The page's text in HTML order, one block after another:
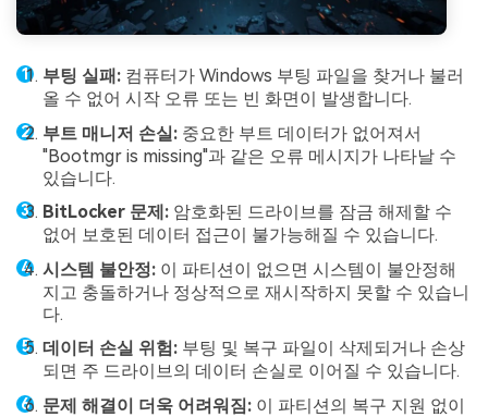
부팅 실패: 컴퓨터가 Windows 부팅 파일을 찾거나 불러
올 수 없어 시작 오류 또는 빈 화면이 발생합니다.
부트 매니저 손실: 중요한 부트 데이터가 없어져서
"Bootmgr is missing"과 같은 오류 메시지가 나타날 수
있습니다.
BitLocker 문제: 암호화된 드라이브를 잠금 해제할 수
없어 보호된 데이터 접근이 불가능해질 수 있습니다.
시스템 불안정: 이 파티션이 없으면 시스템이 불안정해
지고 충돌하거나 정상적으로 재시작하지 못할 수 있습니
다.
데이터 손실 위험: 부팅 및 복구 파일이 삭제되거나 손상
되면 주 드라이브의 데이터 손실로 이어질 수 있습니다.
문제 해결이 더욱 어려워짐: 이 파티션의 복구 지원 없이